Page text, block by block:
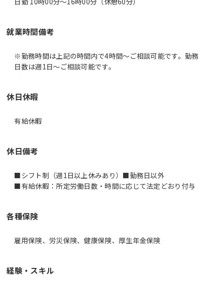
就業時間備考
※勤務時間は上記の時間内で4時間～ご相談可能です。勤務
休日休暇
有給休暇
休日備考
■シフト制（週1日以上休みあり）■勤務日以外
■有給休暇：所定労働日数・時間に応じて法定どおり付与
各種保険
雇用保険、労災保険、健康保険、厚生年金保険
経験・スキル